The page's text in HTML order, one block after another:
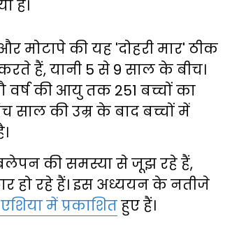
है।
मोटापे की यह 'दोहरी मार' ठीक
हैं, यानी 5 से 9 साल के बीच।
की आयु तक 251 बच्चों का
साल की उम्र के बाद बच्चों में
की समस्या से जूझ रहे हैं,
हो रहे हैं। इस अध्ययन के नतीजे
में प्रकाशितहुए हैं।